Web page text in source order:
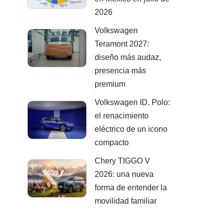
2026
Volkswagen
Teramont 2027:
diseño más audaz,
presencia más
premium
Volkswagen ID. Polo:
el renacimiento
eléctrico de un icono
compacto
Chery TIGGO V
2026: una nueva
forma de entender la
movilidad familiar